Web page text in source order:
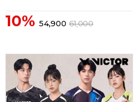
10% 54,900 61,000